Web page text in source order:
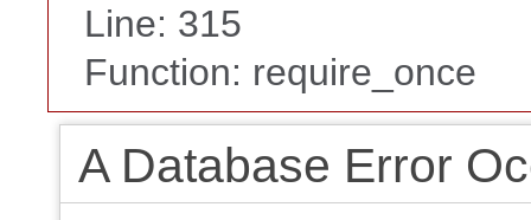
Line: 315
Function: require_once
A Database Error